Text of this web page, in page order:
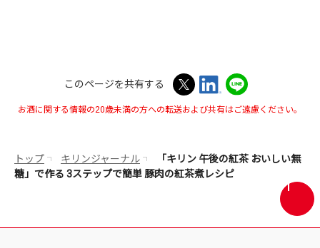
このページを共有する
お酒に関する情報の20歳未満の方への転送および共有はご遠慮ください。
トップ キリンジャーナル
「キリン 午後の紅茶 おいしい無
糖」で作る 3ステップで簡単 豚肉の紅茶煮レシピ
画
面